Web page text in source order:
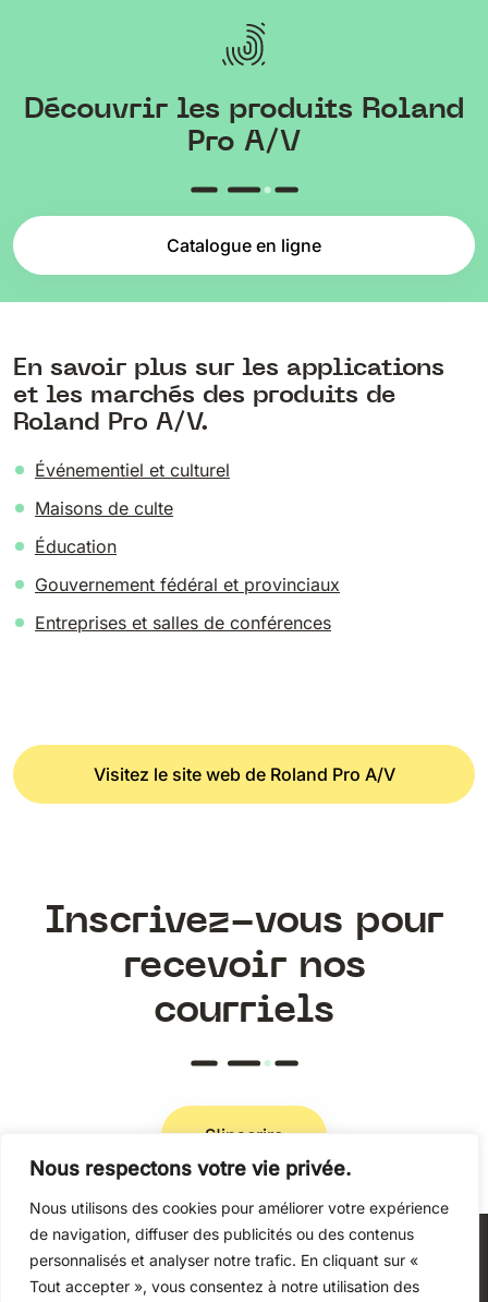
Nous respectons votre vie privée.
Nous utilisons des cookies pour améliorer votre expérience
de navigation, diffuser des publicités ou des contenus
personnalisés et analyser notre trafic. En cliquant sur «
Tout accepter », vous consentez à notre utilisation des
Découvrir les produits Roland
Pro A/V
Catalogue en ligne
En savoir plus sur les applications
et les marchés des produits de
Roland Pro A/V.
Événementiel et culturel
Maisons de culte
Éducation
Gouvernement fédéral et provinciaux
Entreprises et salles de conférences
Visitez le site web de Roland Pro A/V
Inscrivez-vous pour
recevoir nos
courriels
S'inscrire
Politique de confidentialité